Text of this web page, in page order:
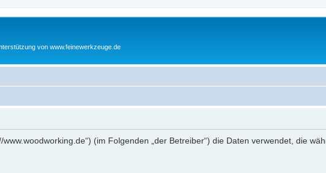
von www.feinewerkzeuge.de
(im Folgenden „der Betreiber“) die Daten verwendet, die